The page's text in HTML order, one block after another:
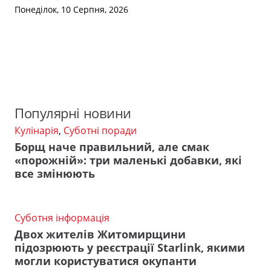
Понеділок, 10 Серпня, 2026
Популярні новини
Кулінарія, Суботні поради
Борщ наче правильний, але смак
«порожній»: три маленькі добавки, які
все змінюють
Суботня інформація
Двох жителів Житомирщини
підозрюють у реєстрації Starlink, якими
могли користуватися окупанти